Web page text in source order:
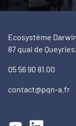
Ecosystème
87 quai de
05 56 90 81 00
contact@pqn-a.fr